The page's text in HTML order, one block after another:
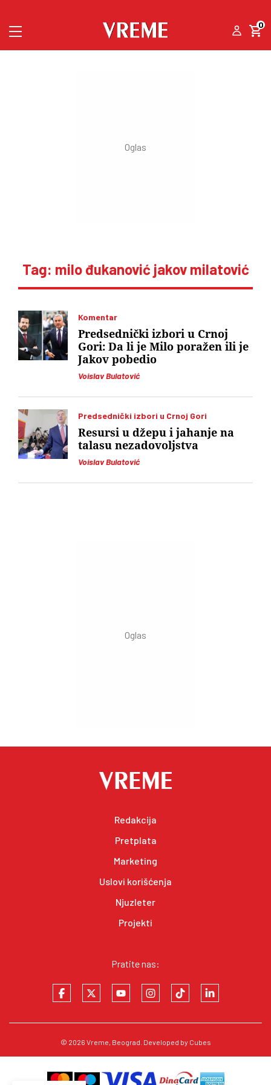
0
Tag: milo đukanović jakov milatović
Komentar
Voislav Bulatović
Predsednički izbori u Crnoj
Gori: Da li je Milo poražen ili je
Jakov pobedio
Predsednički izbori u Crnoj Gori
Voislav Bulatović
Resursi u džepu i jahanje na
talasu nezadovoljstva
Redakcija
Pretplata
Marketing
Uslovi korišćenja
Njuzleter
Projekti
Pratite nas:
© 2026 Vreme, Beograd. Developed by Cubes